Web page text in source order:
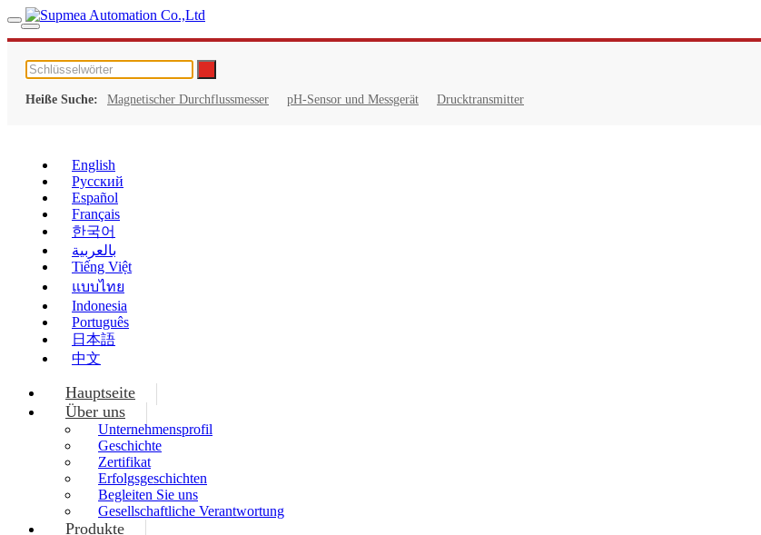
Heiße Suche: Magnetischer Durchflussmesser pH-Sensor und Messgerät Drucktransmitter
English
Русский
Español
Français
한국어
بالعربية
Tiếng Việt
แบบไทย
Indonesia
Português
日本語
中文
Hauptseite
Über uns
Unternehmensprofil
Geschichte
Zertifikat
Erfolgsgeschichten
Begleiten Sie uns
Gesellschaftliche Verantwortung
Produkte